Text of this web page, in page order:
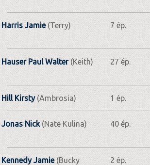
Harris Jamie(Terry) 7 ép.
Hauser Paul Walter(Keith) 27 ép.
Hill Kirsty(Ambrosia) 1 ép.
Jonas Nick(Nate Kulina) 40 ép.
Kennedy Jamie(Bucky
2 ép.